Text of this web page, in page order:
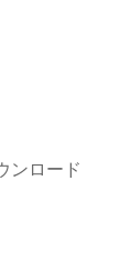
ンロード